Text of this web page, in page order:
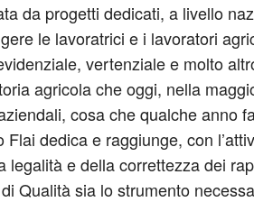
da progetti dedicati, a livello
le lavoratrici e i lavoratori
vertenziale e molto
agricola che oggi, nella
cosa che qualche anno
dedica e raggiunge, con
e della correttezza dei
Qualità sia lo strumento